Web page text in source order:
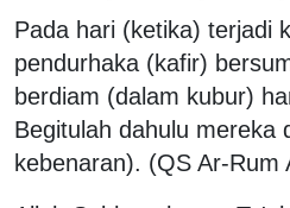
Pada hari (ketika) terjadi
pendurhaka (kafir)
berdiam (dalam kubur)
Begitulah dahulu mereka
kebenaran). (QS Ar-Rum